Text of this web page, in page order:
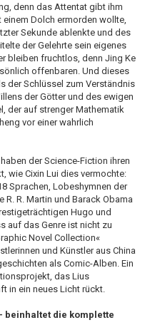
denn das Attentat gibt ihm
Dolch ermorden wollte,
Sekunde ablenkte und des
der Gelehrte sein eigenes
bleiben fruchtlos, denn Jing Ke
offenbaren. Und dieses
der Schlüssel zum Verständnis
der Götter und des ewigen
der auf strenger Mathematik
vor einer wahrlich
der Science-Fiction ihren
wie Cixin Lui dies vermochte:
Sprachen, Lobeshymnen der
R. R. Martin und Barack Obama
Hugo und
auf das Genre ist nicht zu
Novel Collection«
und Künstler aus China
als Comic-Alben. Ein
das Lius
in ein neues Licht rückt.
beinhaltet die komplette